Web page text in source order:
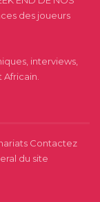
des joueurs
interviews,
Contactez
du site